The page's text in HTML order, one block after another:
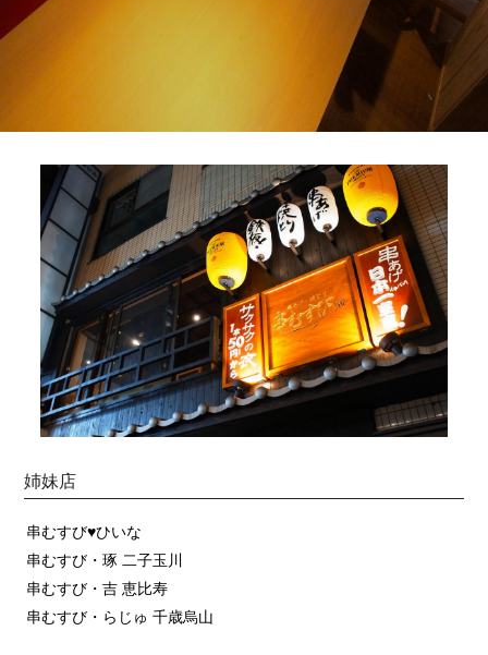
姉妹店
串むすび♥ひいな
串むすび・琢 二子玉川
串むすび・吉 恵比寿
串むすび・らじゅ 千歳烏山